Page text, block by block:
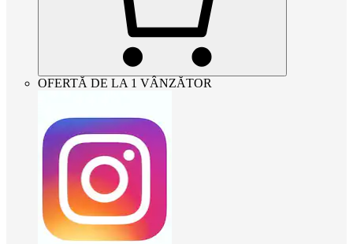
OFERTĂ DE LA 1 VÂNZĂTOR